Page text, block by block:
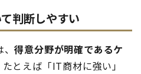
判断しやすい
、得意分野が明確であるケ
とえば「IT商材に強い」